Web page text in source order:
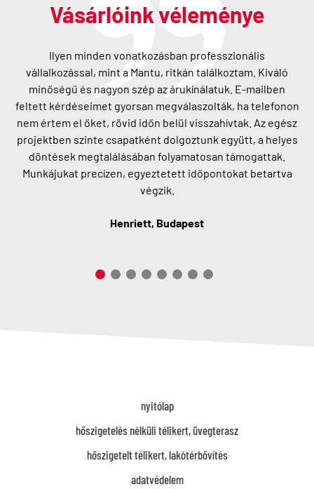
Vásárlóink véleménye
Ilyen minden vonatkozásban professzionális
vállalkozással, mint a Mantu, ritkán találkoztam. Kiváló
minőségű és nagyon szép az árukínálatuk. E-mailben
feltett kérdéseimet gyorsan megválaszolták, ha telefonon
nem értem el őket, rövid időn belül visszahívtak. Az egész
projektben szinte csapatként dolgoztunk együtt, a helyes
döntések megtalálásában folyamatosan támogattak.
Munkájukat precízen, egyeztetett időpontokat betartva
végzik.
Henriett, Budapest
nyitólap
hőszigetelés nélküli télikert, üvegterasz
hőszigetelt télikert, lakótérbővítés
adatvédelem